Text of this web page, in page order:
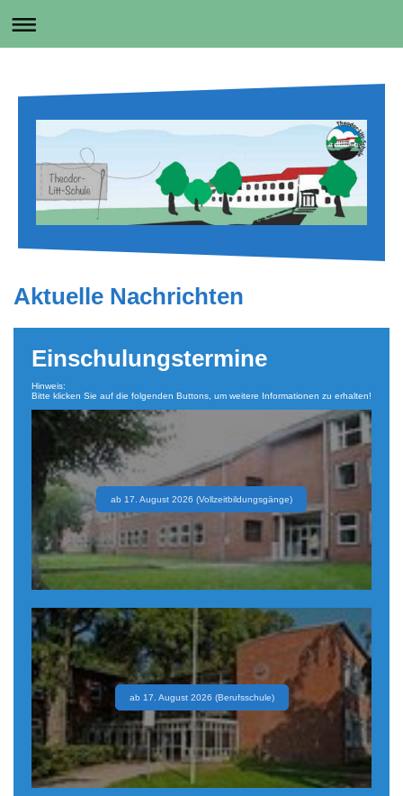
Aktuelle Nachrichten
Einschulungstermine
Hinweis:
Bitte klicken Sie auf die folgenden Buttons, um weitere Informationen zu erhalten!
ab 17. August 2026 (Vollzeitbildungsgänge)
ab 17. August 2026 (Berufsschule)